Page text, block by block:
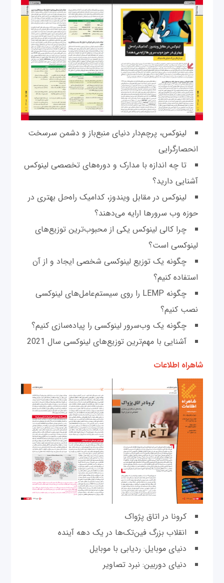
لینوکس‌، پرچم‌دار دنیای منبع‌باز و دشمن سرسخت
انحصارگرایی
تا چه اندازه با مدارک و دوره‌های تخصصی لینوکس
آشنایی دارید؟
لینوکس در مقابل ویندوز، کدامیک راه‌حل بهتری در
حوزه وب سرورها ارایه می‌دهند؟
چرا کالی لینوکس یکی از محبوب‌ترین توزیع‌های
لینوکسی است؟
چگونه یک توزیع لینوکسی شخصی ایجاد و از آن
استفاده کنیم؟
چگونه LEMP را روی سیستم‌عامل‌های لینوکسی
نصب کنیم؟
چگونه یک وب‌سرور لینوکسی را پیاده‌سازی کنیم؟
آشنایی با مهم‌ترین توزیع‌های لینوکسی سال 2021
شاهراه اطلاعات
کرونا در اتاق پژواک
انقلاب بزرگ فین‌تک‌ها در یک دهه آینده
دنیای موبایل: ردیابی با موبایل
دنیای دوربین: نبرد تصاویر